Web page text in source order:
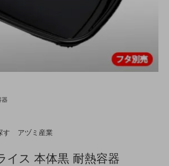
器
す アヅミ産業
イス 本体黒 耐熱容器